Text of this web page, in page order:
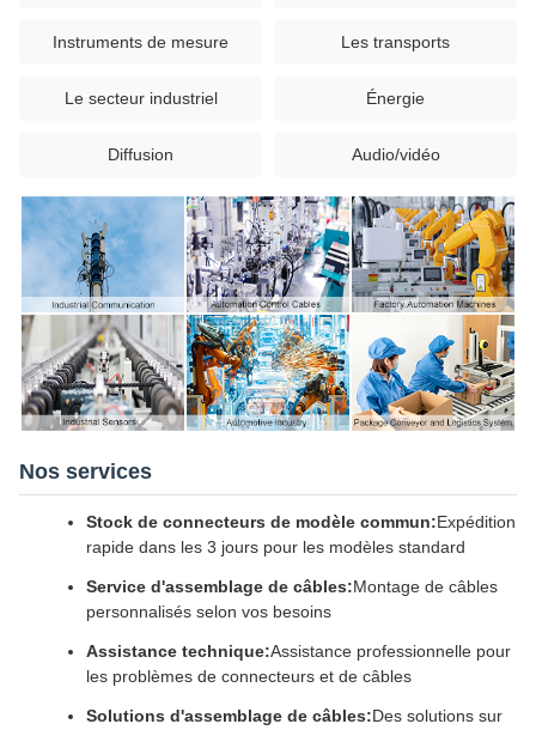
Instruments de mesure Les transports
Le secteur industriel Énergie
Diffusion Audio/vidéo
Nos services
Stock de connecteurs de modèle commun:Expédition
rapide dans les 3 jours pour les modèles standard
Service d'assemblage de câbles:Montage de câbles
personnalisés selon vos besoins
Assistance technique:Assistance professionnelle pour
les problèmes de connecteurs et de câbles
Solutions d'assemblage de câbles:Des solutions sur